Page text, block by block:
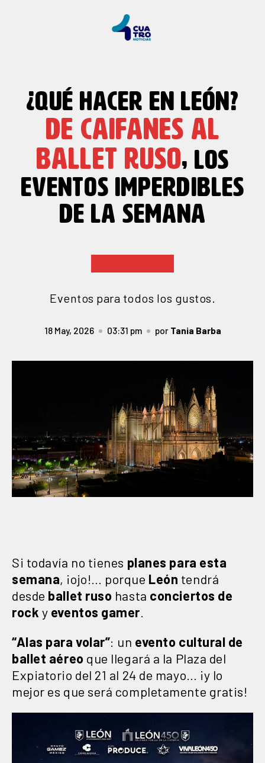
¿QUÉ HACER EN LEÓN?
DE CAIFANES AL
BALLET RUSO, LOS
EVENTOS IMPERDIBLES
DE LA SEMANA
Eventos para todos los gustos.
18 May, 2026 03:31 pm por Tania Barba
Si todavía no tienes planes para esta
semana, ¡ojo!… porque León tendrá
desde ballet ruso hasta conciertos de
rock y eventos gamer
“Alas para volar”: un evento cultural de
ballet aéreo que llegará a la Plaza del
Expiatorio del 21 al 24 de mayo… ¡y lo
mejor es que será completamente gratis!